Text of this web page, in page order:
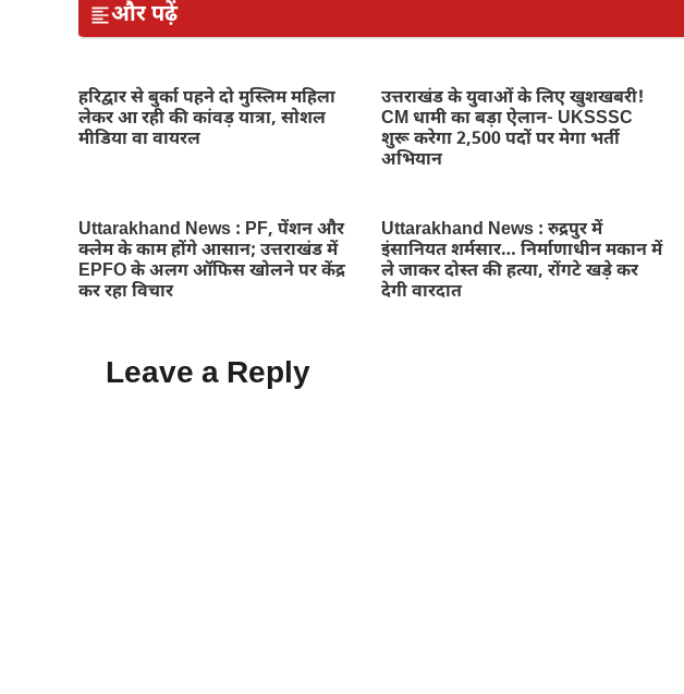
और पढ़ें
हरिद्वार से बुर्का पहने दो मुस्लिम महिला
लेकर आ रही की कांवड़ यात्रा, सोशल
मीडिया वा वायरल
उत्तराखंड के युवाओं के लिए खुशखबरी!
CM धामी का बड़ा ऐलान- UKSSSC
शुरू करेगा 2,500 पदों पर मेगा भर्ती
अभियान
Uttarakhand News : PF, पेंशन और
क्लेम के काम होंगे आसान; उत्तराखंड में
EPFO के अलग ऑफिस खोलने पर केंद्र
कर रहा विचार
Uttarakhand News : रुद्रपुर में
इंसानियत शर्मसार… निर्माणाधीन मकान में
ले जाकर दोस्त की हत्या, रोंगटे खड़े कर
देगी वारदात
Leave a Reply